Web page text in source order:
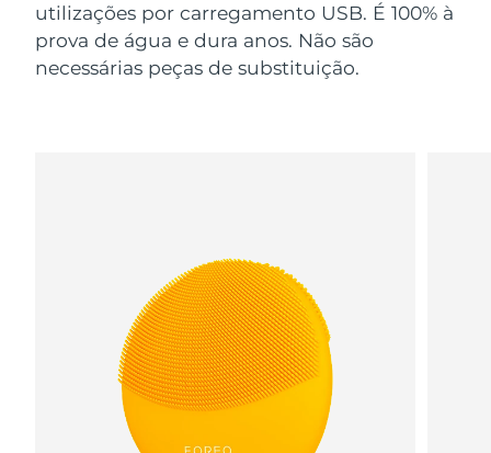
utilizações por carregamento USB. É 100% à
prova de água e dura anos. Não são
necessárias peças de substituição.